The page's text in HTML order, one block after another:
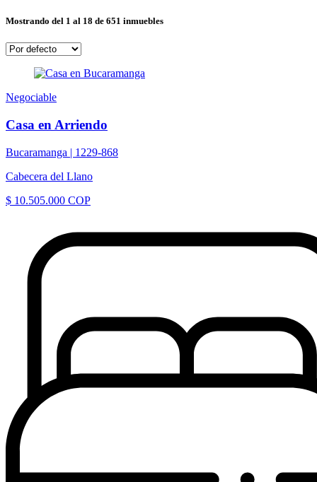
Mostrando del 1 al 18 de 651 inmuebles
Negociable
Casa en Arriendo
Bucaramanga | 1229-868
Cabecera del Llano
$ 10.505.000 COP